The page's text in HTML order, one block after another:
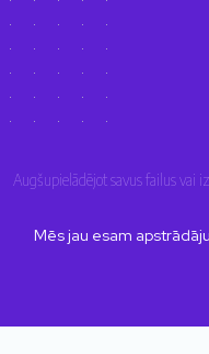
Augšupielādējot savus failus vai
Mēs jau esam